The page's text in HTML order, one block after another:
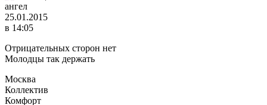
ангел
25.01.2015
в 14:05
Отрицательных сторон нет
Молодцы так держать
Москва
Коллектив
Комфорт